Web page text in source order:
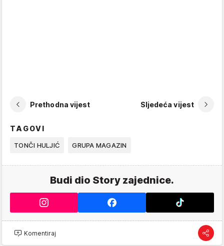
Prethodna vijest Sljedeća vijest
TAGOVI
TONČI HULJIĆ GRUPA MAGAZIN
Budi dio Story zajednice.
Komentiraj